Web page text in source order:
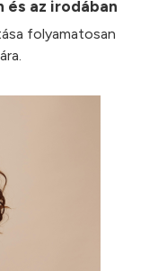
az irodában
folyamatosan